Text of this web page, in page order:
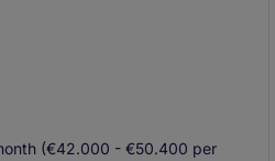
(€42.000 - €50.400 per